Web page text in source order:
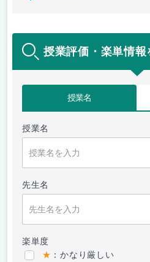
授業評価・楽単情報
授業名
授業名
先生名
楽単度
★ ：かなり厳しい